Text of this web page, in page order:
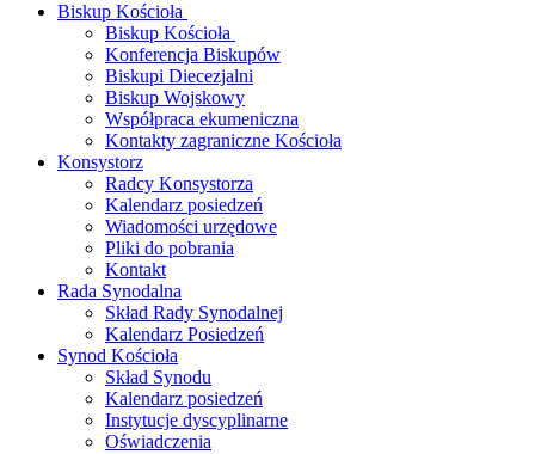
Biskup Kościoła
Biskup Kościoła
Konferencja Biskupów
Biskupi Diecezjalni
Biskup Wojskowy
Współpraca ekumeniczna
Kontakty zagraniczne Kościoła
Konsystorz
Radcy Konsystorza
Kalendarz posiedzeń
Wiadomości urzędowe
Pliki do pobrania
Kontakt
Rada Synodalna
Skład Rady Synodalnej
Kalendarz Posiedzeń
Synod Kościoła
Skład Synodu
Kalendarz posiedzeń
Instytucje dyscyplinarne
Oświadczenia